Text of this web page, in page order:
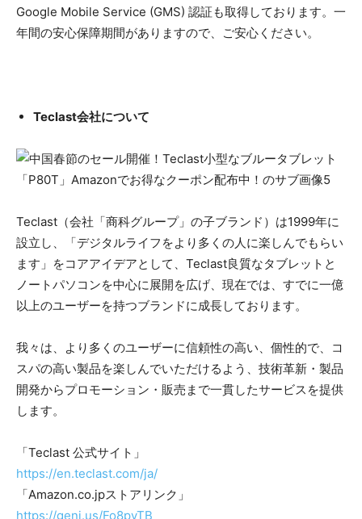
Google Mobile Service (GMS) 認証も取得しております。一
年間の安心保障期間がありますので、ご安心ください。
Teclast会社について
Teclast（会社「商科グループ」の子ブランド）は1999年に
設立し、「デジタルライフをより多くの人に楽しんでもらい
ます」をコアアイデアとして、Teclast良質なタブレットと
ノートパソコンを中心に展開を広げ、現在では、すでに一億
以上のユーザーを持つブランドに成長しております。
我々は、より多くのユーザーに信頼性の高い、個性的で、コ
スパの高い製品を楽しんでいただけるよう、技術革新・製品
開発からプロモーション・販売まで一貫したサービスを提供
します。
「Teclast 公式サイト」
https://en.teclast.com/ja/
「Amazon.co.jpストアリンク」
https://geni.us/Fo8pyTB